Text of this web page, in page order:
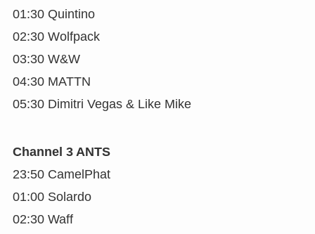
01:30 Quintino
02:30 Wolfpack
03:30 W&W
04:30 MATTN
05:30 Dimitri Vegas & Like Mike
Channel 3 ANTS
23:50 CamelPhat
01:00 Solardo
02:30 Waff